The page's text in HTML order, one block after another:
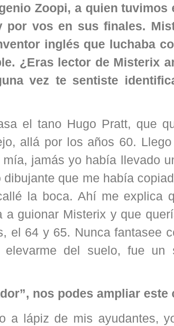
Zoopi, a quien tuvimos
por vos en sus finales.
inglés que luchaba
¿Eras lector de Misterix
vez te sentiste
el tano Hugo Pratt, que
allá por los años 60.
jamás yo había llevado
que me había
la boca. Ahí me explica
guionar Misterix y que
el 64 y 65. Nunca fantasee
del suelo, fue un
nos podes ampliar este
a lápiz de mis ayudantes,